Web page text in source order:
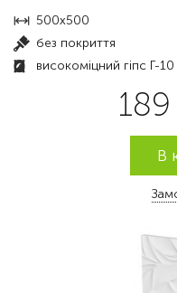
500x500
без покриття
високоміцний гіпс Г-
189